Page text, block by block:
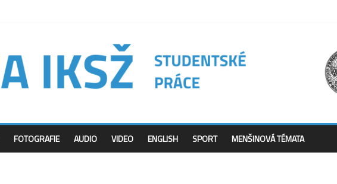
FOTOGRAFIE AUDIO VIDEO ENGLISH SPORT MENŠINOVÁ TÉMATA